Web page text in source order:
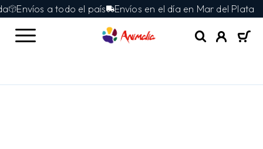
Envíos a todo el país Envíos en el día en Mar del Plata